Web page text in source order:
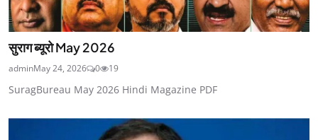
सुराग ब्यूरो May 2026
adminMay 24, 2026 0 19
SuragBureau May 2026 Hindi Magazine PDF